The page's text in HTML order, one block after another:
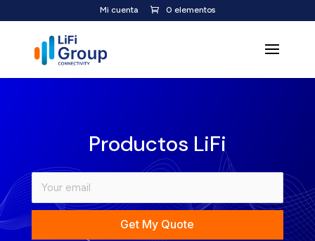
Mi cuenta 0 elementos
Productos LiFi
Get My Quote